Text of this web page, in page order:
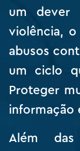
um dever
violência,
abusos
um ciclo
Proteger
informação
Além